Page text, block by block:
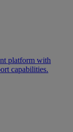
platform with
capabilities.